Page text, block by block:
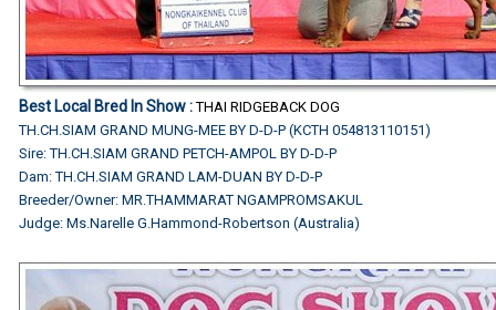
Best Local Bred In Show :THAI RIDGEBACK DOG
TH.CH.SIAM GRAND MUNG-MEE BY D-D-P (KCTH 054813110151)
Sire: TH.CH.SIAM GRAND PETCH-AMPOL BY D-D-P
Dam: TH.CH.SIAM GRAND LAM-DUAN BY D-D-P
Breeder/Owner: MR.THAMMARAT NGAMPROMSAKUL
Judge: Ms.Narelle G.Hammond-Robertson (Australia)